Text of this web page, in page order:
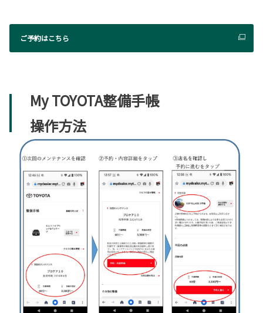
ご予約はこちら
My TOYOTA整備手帳
操作方法